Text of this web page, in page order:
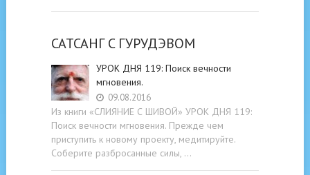
САТСАНГ C ГУРУДЭВОМ
УРОК ДНЯ 119: Поиск вечности
мгновения.
09.08.2016
Из книги «СЛИЯНИЕ С ШИВОЙ» УРОК ДНЯ 119:
Поиск вечности мгновения. Прежде чем
приступить к новому проекту, медитируйте.
Соберите разбросанные силы, …